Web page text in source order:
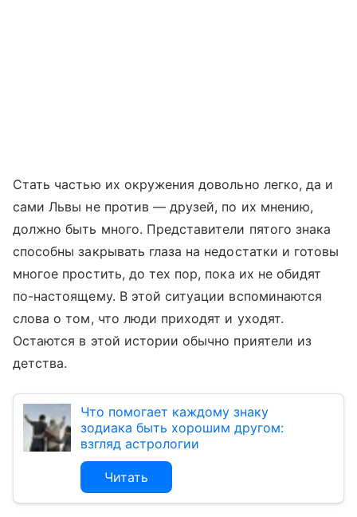
Стать частью их окружения довольно легко, да и
сами Львы не против — друзей, по их мнению,
должно быть много. Представители пятого знака
способны закрывать глаза на недостатки и готовы
многое простить, до тех пор, пока их не обидят
по-настоящему. В этой ситуации вспоминаются
слова о том, что люди приходят и уходят.
Остаются в этой истории обычно приятели из
детства.
Что помогает каждому знаку
зодиака быть хорошим другом:
взгляд астрологии
Читать